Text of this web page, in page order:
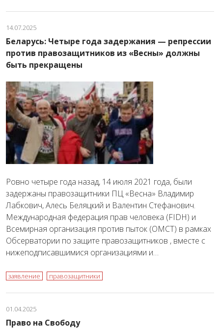
14.07.2025
Беларусь: Четыре года задержания — репрессии
против правозащитников из «Весны» должны
быть прекращены
Ровно четыре года назад, 14 июля 2021 года, были
задержаны правозащитники ПЦ «Весна» Владимир
Лабкович, Алесь Беляцкий и Валентин Стефанович.
Международная федерация прав человека (FIDH) и
Всемирная организация против пыток (OMCT) в рамках
Обсерватории по защите правозащитников , вместе с
нижеподписавшимися организациями и…
заявление правозащитники
01.04.2025
Право на Свободу